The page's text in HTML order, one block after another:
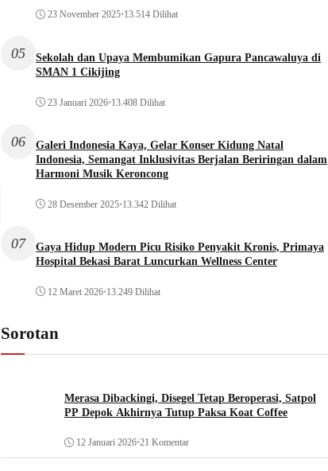
23 November 2025•13.514 Dilihat
05
Sekolah dan Upaya Membumikan Gapura Pancawaluya di
SMAN 1 Cikijing
23 Januari 2026•13.408 Dilihat
06
Galeri Indonesia Kaya, Gelar Konser Kidung Natal
Indonesia, Semangat Inklusivitas Berjalan Beriringan dalam
Harmoni Musik Keroncong
28 Desember 2025•13.342 Dilihat
07
Gaya Hidup Modern Picu Risiko Penyakit Kronis, Primaya
Hospital Bekasi Barat Luncurkan Wellness Center
12 Maret 2026•13.249 Dilihat
Sorotan
Merasa Dibackingi, Disegel Tetap Beroperasi, Satpol
PP Depok Akhirnya Tutup Paksa Koat Coffee
12 Januari 2026•21 Komentar